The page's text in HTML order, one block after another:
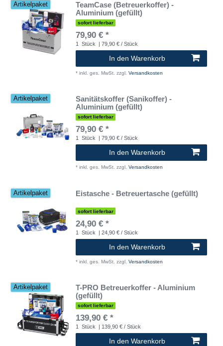
Artikelpaket
TeamCase (Betreuerkoffer) -
Aluminium (gefüllt)
sofort lieferbar
79,90 € *
1 Stück | 79,90 € / Stück
In den Warenkorb
* inkl. ges. MwSt. zzgl. Versandkosten
Artikelpaket
Sanitätskoffer (Sanikoffer) -
Aluminium (gefüllt)
sofort lieferbar
79,90 € *
1 Stück | 79,90 € / Stück
In den Warenkorb
* inkl. ges. MwSt. zzgl. Versandkosten
Artikelpaket Eistasche - Betreuertasche (gefüllt)
sofort lieferbar
24,90 € *
1 Stück | 24,90 € / Stück
In den Warenkorb
* inkl. ges. MwSt. zzgl. Versandkosten
Artikelpaket
T-PRO Betreuerkoffer - Aluminium
(gefüllt)
sofort lieferbar
139,90 € *
1 Stück | 139,90 € / Stück
In den Warenkorb